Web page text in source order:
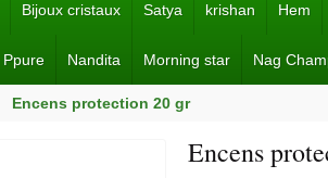
Bijoux cristaux Satya krishan Hem
Ppure Nandita Morning star Nag
Encens protection 20 gr
Encens